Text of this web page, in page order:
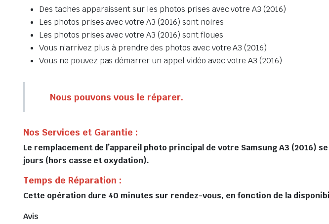
Des taches apparaissent sur les photos prises avec votre A3 (2016)
Les photos prises avec votre A3 (2016) sont noires
Les photos prises avec votre A3 (2016) sont floues
Vous n’arrivez plus à prendre des photos avec votre A3 (2016)
Vous ne pouvez pas démarrer un appel vidéo avec votre A3 (2016)
Nous pouvons vous le réparer.
Nos Services et Garantie :
Le remplacement de l’appareil photo principal de votre Samsung A3
jours (hors casse et oxydation).
Temps de Réparation :
Cette opération dure 40 minutes sur rendez-vous, en fonction de la
Avis